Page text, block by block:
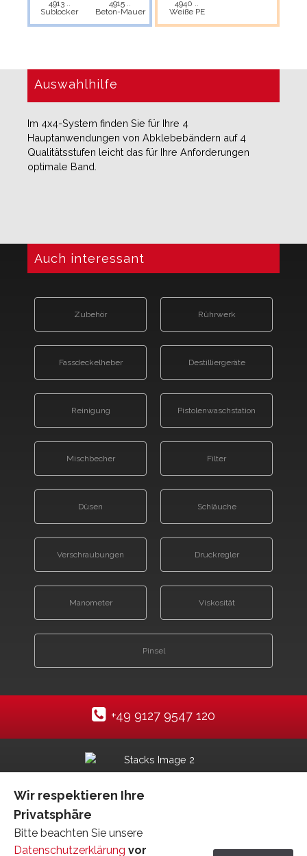
4913 ..
Sublocker
4915 ..
Beton-Mauer
4940 ..
Weiße PE
Auswahlhilfe
Im 4x4-System finden Sie für Ihre 4
Hauptanwendungen von Abklebebändern auf 4
Qualitätsstufen leicht das für Ihre Anforderungen
optimale Band.
Auch interessant
Zubehör Rührwerk
Fassdeckelheber Destilliergeräte
Reinigung Pistolenwaschstation
Mischbecher Filter
Düsen Schläuche
Verschraubungen Druckregler
Manometer Viskosität
Pinsel
+49 9127 9547 120
Datenschutzhinweise
Wir respektieren Ihre
Privatsphäre
Bitte beachten Sie unsere
Datenschutzerklärung vor